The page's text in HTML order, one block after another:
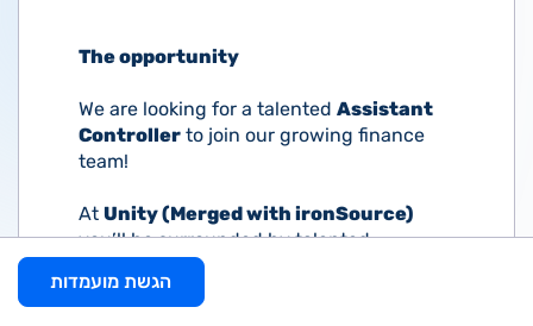
The opportunity
We are looking for a talented Assistant
Controller to join our growing finance
team!
At Unity (Merged with ironSource)
you’ll be surrounded by talented
individuals who are passionate about
data, technology, and people. We believe
הגשת מועמדות